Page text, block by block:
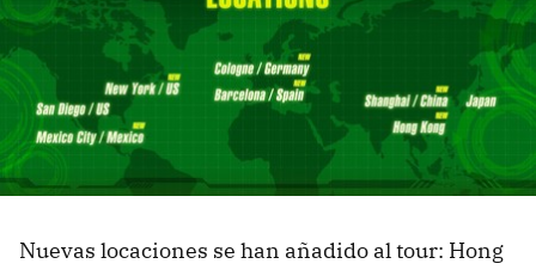
Nuevas locaciones se han añadido al tour: Hong